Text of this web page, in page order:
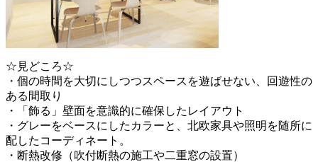
☆見どころ☆
・個の時間を大切にしつつスペースを遊ばせない、回遊性の
ある間取り
・「飾る」壁面を意識的に確保したレイアウト
・グレーをベースにしたカラーと、北欧家具や照明を随所に
配したコーディネート。
・断熱改修（吹付断熱の施工や二重窓の設置）